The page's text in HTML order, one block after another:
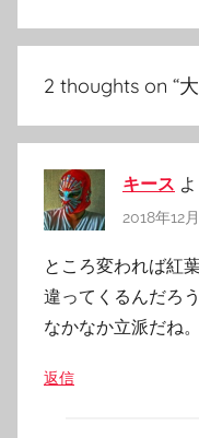
シ
ョ2 thoughts on “
キース
2018年12
ところ変われば紅
違ってくるんだろう
なかなか立派だね。
返信